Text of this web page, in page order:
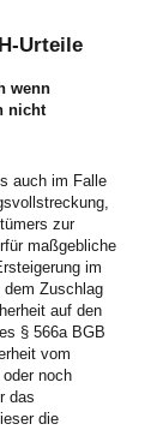
Urteile
wenn
nicht
auch im Falle
zur
maßgebliche
im
dem Zuschlag
auf den
§ 566a BGB
vom
noch
das
die